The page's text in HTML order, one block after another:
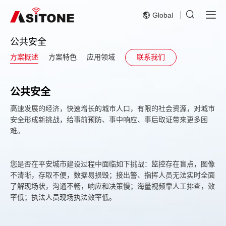
Global
公共安全
方案概述 方案特色 应用领域 联系我们
公共安全
高速发展的经济，快速增长的城市人口，有限的社会资源，对城市
安全形成新挑战，给事前预防、事中响应、事后取证带来更多困
难。
您是否在平安城市建设过程中面临如下挑战：监控存在盲点，图像
不清晰，存取不便，数据易损毁；接出警、指挥人员无法实时全面
了解现场状，沟通不畅，响应和决策慢；海量视频靠人工排查，效
率低；执法人员现场执法效率低。